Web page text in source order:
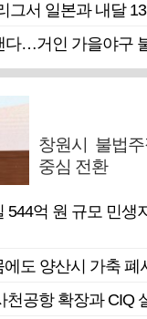
그서 일본과 내달
다…거인 가을야구
창원시 불법
중심 전환
544억 원 규모 민생
도 양산시 가축 폐
천공항 확장과 CIQ